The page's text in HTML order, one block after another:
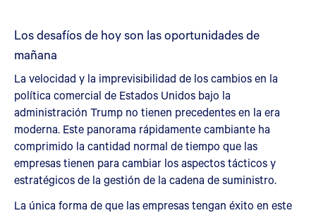
Los desafíos de hoy son las oportunidades de
mañana
La velocidad y la imprevisibilidad de los cambios en la
política comercial de Estados Unidos bajo la
administración Trump no tienen precedentes en la era
moderna. Este panorama rápidamente cambiante ha
comprimido la cantidad normal de tiempo que las
empresas tienen para cambiar los aspectos tácticos y
estratégicos de la gestión de la cadena de suministro.
La única forma de que las empresas tengan éxito en este